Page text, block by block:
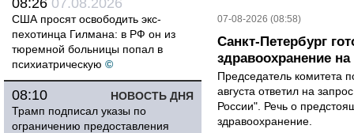
08:26 07.08.2026
США просят освободить экс-
пехотинца Гилмана: в РФ он из
тюремной больницы попал в
психиатрическую ©
НОВОСТЬ ДНЯ
08:10
Трамп подписал указы по
ограничению предоставления
07-08-2026 (08:58)
Санкт-Петербург
здравоохранение на
Председатель комитета
августа ответил на
России". Речь о
здравоохранение.